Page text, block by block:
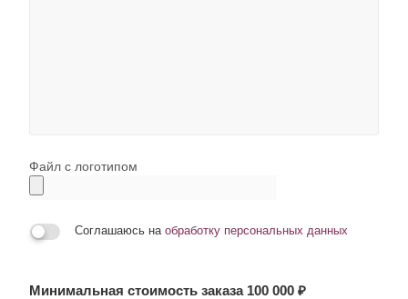
Файл с логотипом
Соглашаюсь на обработку персональных данных
Минимальная стоимость заказа 100 000 ₽